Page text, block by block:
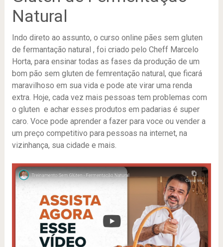
Natural
Indo direto ao assunto, o curso online pães sem gluten
de fermantação natural , foi criado pelo Cheff Marcelo
Horta, para ensinar todas as fases da produção de um
bom pão sem gluten de femrentação natural, que ficará
maravilhoso em sua vida e pode ate virar uma renda
extra. Hoje, cada vez mais pessoas tem problemas com
o gluten e achar esses produtos em padarias é super
caro. Voce pode aprender a fazer para voce ou vender a
um preço competitivo para pessoas na internet, na
vizinhança, sua cidade e mais.